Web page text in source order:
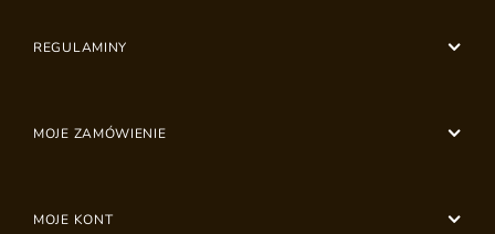
REGULAMINY
MOJE ZAMÓWIENIE
MOJE KONT